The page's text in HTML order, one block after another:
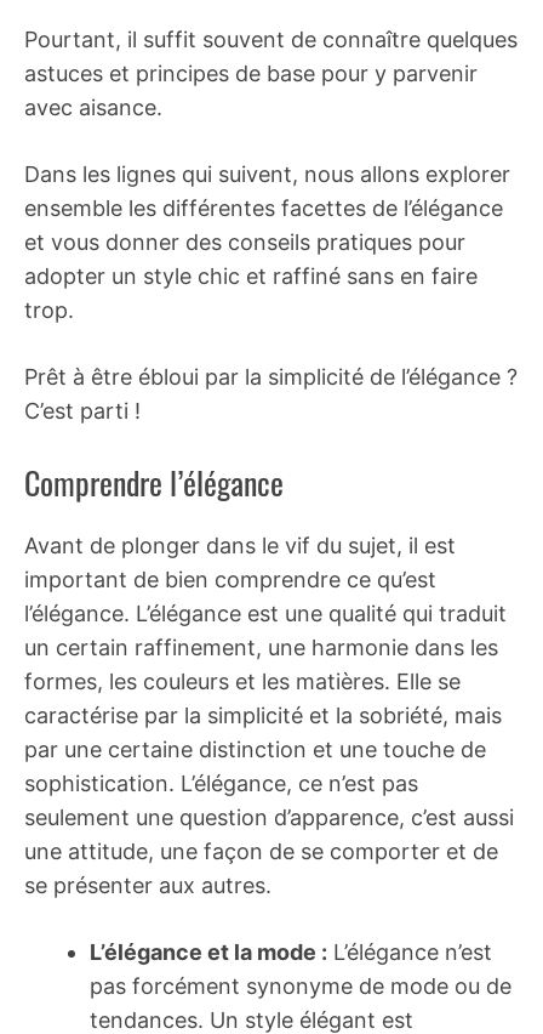
Pourtant, il suffit souvent de connaître quelques
astuces et principes de base pour y parvenir
avec aisance.
Dans les lignes qui suivent, nous allons explorer
ensemble les différentes facettes de l’élégance
et vous donner des conseils pratiques pour
adopter un style chic et raffiné sans en faire
trop.
Prêt à être ébloui par la simplicité de l’élégance ?
C’est parti !
Comprendre l’élégance
Avant de plonger dans le vif du sujet, il est
important de bien comprendre ce qu’est
l’élégance. L’élégance est une qualité qui traduit
un certain raffinement, une harmonie dans les
formes, les couleurs et les matières. Elle se
caractérise par la simplicité et la sobriété, mais
par une certaine distinction et une touche de
sophistication. L’élégance, ce n’est pas
seulement une question d’apparence, c’est aussi
une attitude, une façon de se comporter et de
se présenter aux autres.
L’élégance et la mode : L’élégance n’est
pas forcément synonyme de mode ou de
tendances. Un style élégant est